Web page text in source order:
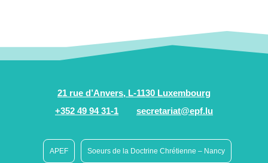
21 rue d’Anvers, L-1130 Luxembourg
+352 49 94 31-1
secretariat@epf.lu
APEF Soeurs de la Doctrine Chrétienne – Nancy